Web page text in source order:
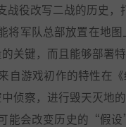
役改写二战的历史，
将军队总部放置在地
关键，而且能够部署
自游戏初作的特性在
侦察，进行毁天灭地
能会改变历史的“假